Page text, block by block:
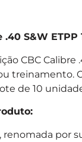
.40 S&W
CBC
treinamento.
de 10
renomada por